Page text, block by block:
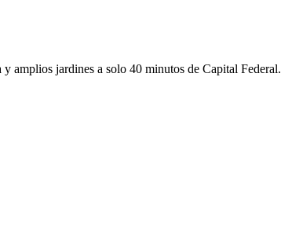
amplios jardines a solo 40 minutos de Capital Federal.